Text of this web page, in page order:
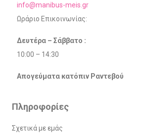
info@manibus-meis.gr
Ωράριο Επικοινωνίας:
Δευτέρα – Σάββατο :
10:00 – 14:30
Απογεύματα κατόπιν Ραντεβού
Πληροφορίες
Σχετικά με εμάς